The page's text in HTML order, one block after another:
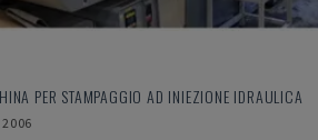
PER STAMPAGGIO AD INIEZIONE IDRAULICA
2006